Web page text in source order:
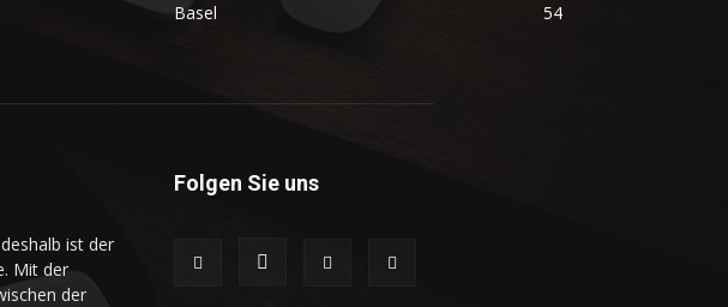
Basel
54
ist der
Mit der
der
Folgen Sie uns